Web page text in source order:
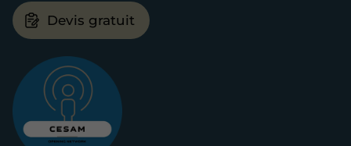
Devis gratuit